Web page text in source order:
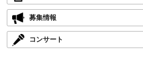
募集情報
コンサート